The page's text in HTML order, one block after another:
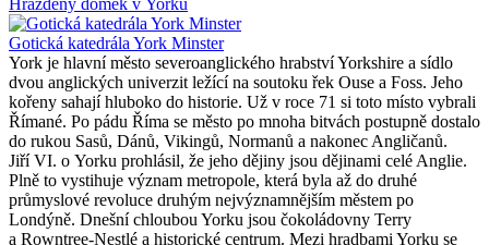
Gotická katedrála York Minster
York je hlavní město severoanglického hrabství Yorkshire a sídlo
dvou anglických univerzit ležící na soutoku řek Ouse a Foss. Jeho
kořeny sahají hluboko do historie. Už v roce 71 si toto místo vybrali
Římané. Po pádu Říma se město po mnoha bitvách postupně dostalo
do rukou Sasů, Dánů, Vikingů, Normanů a nakonec Angličanů.
Jiří VI. o Yorku prohlásil, že jeho dějiny jsou dějinami celé Anglie.
Plně to vystihuje význam metropole, která byla až do druhé
průmyslové revoluce druhým nejvýznamnějším městem po
Londýně. Dnešní chloubou Yorku jsou čokoládovny Terry
a Rowntree-Nestlé a historické centrum. Mezi hradbami Yorku se